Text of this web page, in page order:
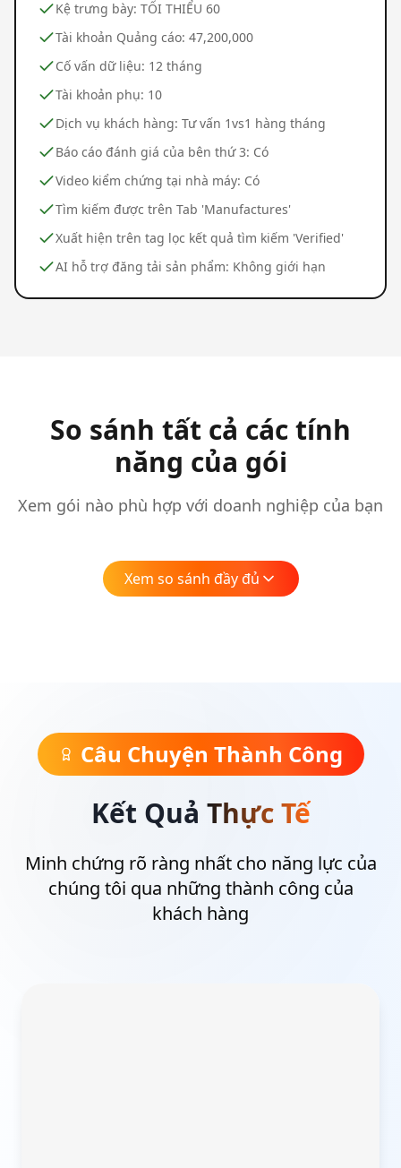
Kệ trưng bày: TỐI THIỂU 60
Tài khoản Quảng cáo: 47,200,000
Cố vấn dữ liệu: 12 tháng
Tài khoản phụ: 10
Dịch vụ khách hàng: Tư vấn 1vs1 hàng tháng
Báo cáo đánh giá của bên thứ 3: Có
Video kiểm chứng tại nhà máy: Có
Tìm kiếm được trên Tab 'Manufactures'
Xuất hiện trên tag lọc kết quả tìm kiếm 'Verified'
AI hỗ trợ đăng tải sản phẩm: Không giới hạn
So sánh tất cả các tính
năng của gói
Xem gói nào phù hợp với doanh nghiệp của bạn
Xem so sánh đầy đủ
Câu Chuyện Thành Công
Kết Quả Thực Tế
Minh chứng rõ ràng nhất cho năng lực của
chúng tôi qua những thành công của
khách hàng